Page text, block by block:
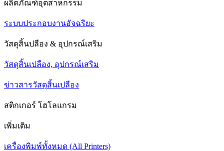
ผลิตภัณฑ์อุตสาหกรรม
ระบบประกอบงานอัจฉริยะ
วัสดุสิ้นปลือง & อุปกรณ์เสริม
วัสดุสิ้นเปลือง, อุปกรณ์เสริม
ข่าวสารวัสดุสิ้นเปลือง
สติกเกอร์ โฮโลแกรม
เพิ่มเติม
เครื่องพิมพ์ทั้งหมด (All Printers)